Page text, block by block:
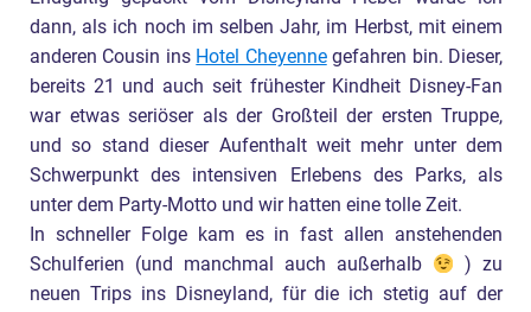
dann, als ich noch im selben Jahr, im Herbst, mit einem
anderen Cousin ins Hotel Cheyennegefahren bin. Dieser,
bereits 21 und auch seit frühester Kindheit Disney-Fan
war etwas seriöser als der Großteil der ersten Truppe,
und so stand dieser Aufenthalt weit mehr unter dem
Schwerpunkt des intensiven Erlebens des Parks, als
unter dem Party-Motto und wir hatten eine tolle Zeit.
In schneller Folge kam es in fast allen anstehenden
Schulferien (und manchmal auch außerhalb
) zu
neuen Trips ins Disneyland, für die ich stetig auf der